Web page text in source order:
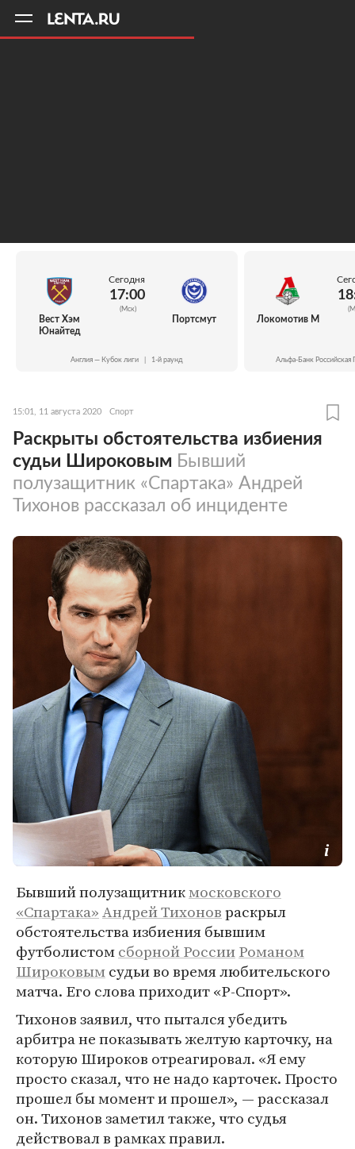
Вест Хэм
Юнайтед
Сегодня
17:00
(Мск)
Портсмут
Англия — Кубок лиги 1-й раунд
Локомотив М
Альфа-Банк Российская
15:01, 11 августа 2020 Спорт
Раскрыты обстоятельства избиения
судьи Широковым Бывший
полузащитник «Спартака» Андрей
Тихонов рассказал об инциденте
Бывший полузащитникмосковского
«Спартака»Андрей Тихоновраскрыл
обстоятельства избиения бывшим
футболистомсборной РоссииРоманом
Широковымсудьи во время любительского
матча. Его слова приходит «Р-Спорт».
Тихонов заявил, что пытался убедить
арбитра не показывать желтую карточку, на
которую Широков отреагировал. «Я ему
просто сказал, что не надо карточек. Просто
прошел бы момент и прошел», — рассказал
он. Тихонов заметил также, что судья
действовал в рамках правил.